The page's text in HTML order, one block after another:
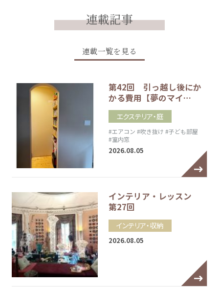
連載記事
連載一覧を見る
第42回 引っ越し後にか
かる費用【夢のマイ…
エクステリア・庭
#エアコン #吹き抜け #子ども部屋
#室内窓
2026.08.05
インテリア・レッスン
第27回
インテリア・収納
2026.08.05